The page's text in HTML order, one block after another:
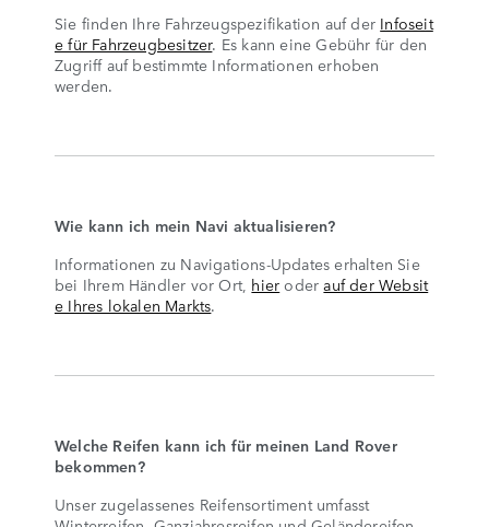
Sie finden Ihre Fahrzeugspezifikation auf der Infoseit
e für Fahrzeugbesitzer. Es kann eine Gebühr für den
Zugriff auf bestimmte Informationen erhoben
werden.
Wie kann ich mein Navi aktualisieren?
Informationen zu Navigations-Updates erhalten Sie
bei Ihrem Händler vor Ort, hier oderauf der Websit
e Ihres lokalen Markts.
Welche Reifen kann ich für meinen Land Rover
bekommen?
Unser zugelassenes Reifensortiment umfasst